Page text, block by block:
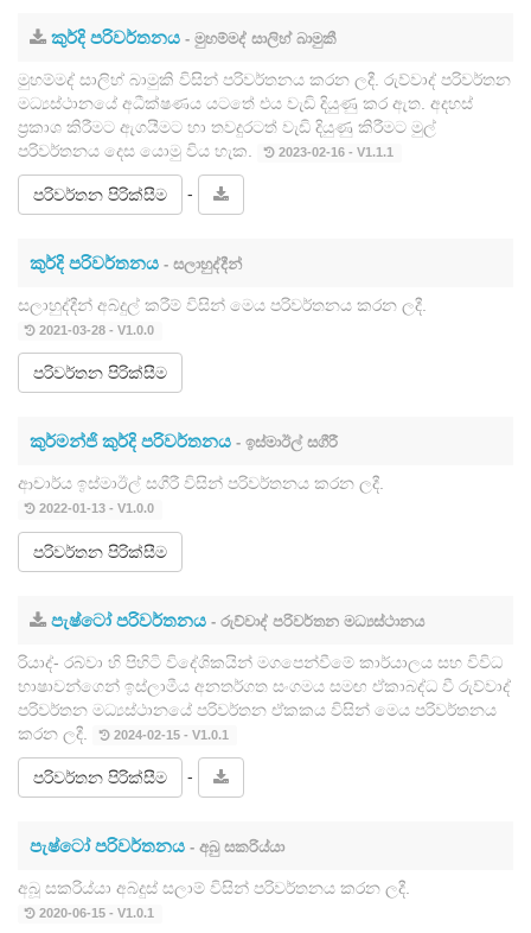
කුර්දි පරිවර්තනය - මුහම්මද් සාලිහ් බාමුකී
මුහම්මද් සාලිහ් බාමුකි විසින් පරිවර්තනය කරන ලදී. රුව්වාද් පරිවර්තන
මධ්‍යස්ථානයේ අධීක්ෂණය යටතේ එය වැඩි දියුණු කර ඇත. අදහස්
ප්‍රකාශ කිරීමට ඇගයීමට හා තවදුරටත් වැඩි දියුණු කිරීමට මුල්
පරිවර්තනය දෙස යොමු විය හැක.
2023-02-16 - V1.1.1
පරිවර්තන පිරික්සීම -
කුර්දි පරිවර්තනය - සලාහුද්දීන්
සලාහුද්දීන් අබ්දුල් කරීම් විසින් මෙය පරිවර්තනය කරන ලදී.
2021-03-28 - V1.0.0
පරිවර්තන පිරික්සීම
කුර්මන්ජි කුර්දි පරිවර්තනය - ඉස්මාඊල් සගීරී
ආචාර්ය ඉස්මාඊල් සගීරී විසින් පරිවර්තනය කරන ලදී.
2022-01-13 - V1.0.0
පරිවර්තන පිරික්සීම
පැෂ්ටෝ පරිවර්තනය - රුව්වාද් පරිවර්තන මධ්‍යස්ථානය
රියාද්- රබ්වා හි පිහිටි විදේශිකයින් මගපෙන්වීමේ කාර්යාලය සහ විවිධ
භාෂාවන්ගෙන් ඉස්ලාමීය අනතර්ගත සංගමය සමඟ ඒකාබද්ධ වී රුව්වාද්
පරිවර්තන මධ්‍යස්ථානයේ පරිවර්තන ඒකකය විසින් මෙය පරිවර්තනය
කරන ලදී.
2024-02-15 - V1.0.1
පරිවර්තන පිරික්සීම -
පැෂ්ටෝ පරිවර්තනය - අබු සකරිය්යා
අබූ සකරිය්යා අබ්දුස් සලාම් විසින් පරිවර්තනය කරන ලදී.
2020-06-15 - V1.0.1